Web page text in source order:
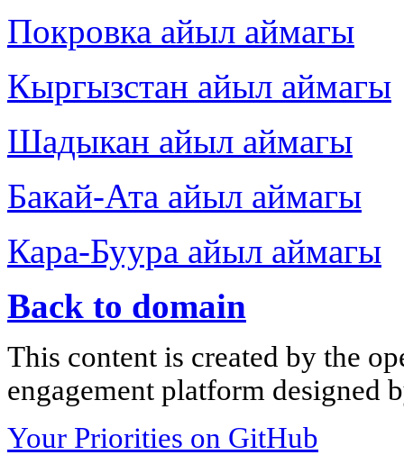
Покровка айыл аймагы
Кыргызстан айыл аймагы
Шадыкан айыл аймагы
Бакай-Ата айыл аймагы
Кара-Буура айыл аймагы
Back to domain
This content is created by the
engagement platform designed
Your Priorities on GitHub